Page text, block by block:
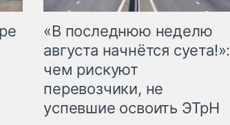
«В последнюю неделю
августа начнётся суета!»:
чем рискуют
перевозчики, не
успевшие освоить ЭТрН